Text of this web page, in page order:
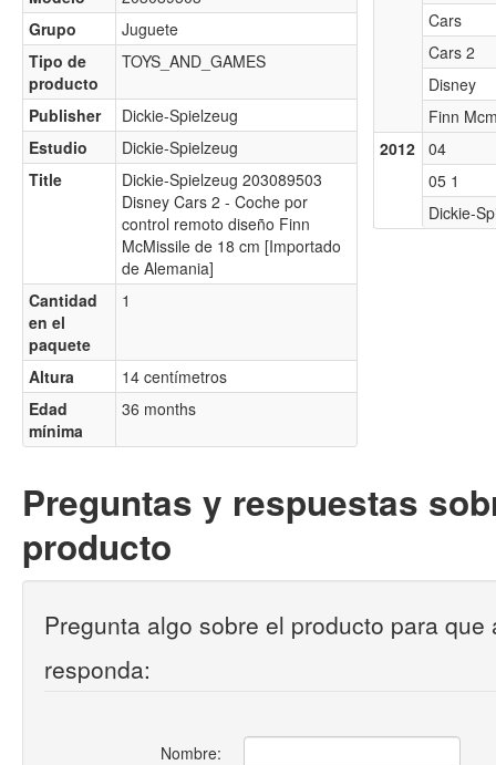
Grupo
Juguete
Tipo de
producto
TOYS_AND_GAMES
Publisher
Dickie-Spielzeug
Estudio
Dickie-Spielzeug
Title
Dickie-Spielzeug 203089503
Disney Cars 2 - Coche por
control remoto diseño Finn
McMissile de 18 cm [Importado
de Alemania]
Cantidad
en el
paquete
1
Altura
14 centímetros
Edad
mínima
36 months
Cars
Cars 2
Disney
Finn
2012
04
05 1
Dickie-
Preguntas y respuestas
producto
Pregunta algo sobre el producto para que
responda:
Nombre: